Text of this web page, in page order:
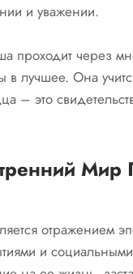
и уважении.
проходит через
в лучшее. Она
– это
Мир
отражением
и